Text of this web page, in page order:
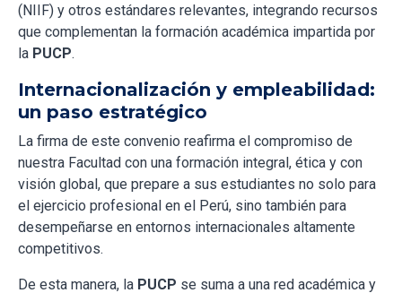
(NIIF) y otros estándares relevantes, integrando recursos
que complementan la formación académica impartida por
la PUCP.
Internacionalización y empleabilidad:
un paso estratégico
La firma de este convenio reafirma el compromiso de
nuestra Facultad con una formación integral, ética y con
visión global, que prepare a sus estudiantes no solo para
el ejercicio profesional en el Perú, sino también para
desempeñarse en entornos internacionales altamente
competitivos.
De esta manera, la PUCP se suma a una red académica y